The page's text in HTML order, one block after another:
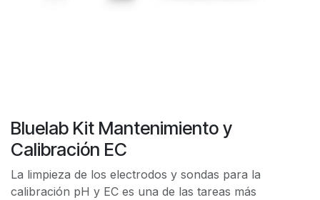
Bluelab Kit Mantenimiento y
Calibración EC
La limpieza de los electrodos y sondas para la
calibración pH y EC es una de las tareas más